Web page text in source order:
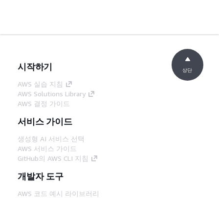
시작하기
AWS 실습 지침
AWS Solutions Library
AWS 결정 가이드
서비스 가이드
생성형 AI 서비스 선택
AWS 서비스 가이드
GitHub의 AWS CLI 지침
개발자 도구
AWS 코드 예시 라이브러리
상단